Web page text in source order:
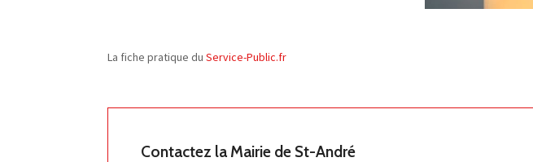
La fiche pratique du Service-Public.fr
Contactez la Mairie de St-André